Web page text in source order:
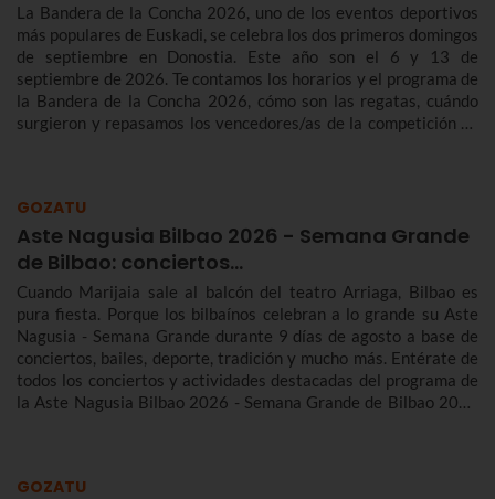
La Bandera de la Concha 2026, uno de los eventos deportivos
más populares de Euskadi, se celebra los dos primeros domingos
de septiembre en Donostia. Este año son el 6 y 13 de
septiembre de 2026. Te contamos los horarios y el programa de
la Bandera de la Concha 2026, cómo son las regatas, cuándo
surgieron y repasamos los vencedores/as de la competición de
GOZATU
Aste Nagusia Bilbao 2026 - Semana Grande
de Bilbao: conciertos…
Cuando Marijaia sale al balcón del teatro Arriaga, Bilbao es
pura fiesta. Porque los bilbaínos celebran a lo grande su Aste
Nagusia - Semana Grande durante 9 días de agosto a base de
conciertos, bailes, deporte, tradición y mucho más. Entérate de
todos los conciertos y actividades destacadas del programa de
la Aste Nagusia Bilbao 2026 - Semana Grande de Bilbao 2026
GOZATU